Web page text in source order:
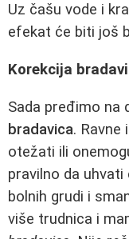
Uz čašu vode i
efekat će biti još
Korekcija
Sada pređimo na
bradavica. Ravne
otežati ili
pravilno da
bolnih grudi i
više trudnica i